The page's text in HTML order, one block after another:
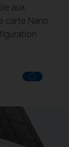
aux
carte Nano